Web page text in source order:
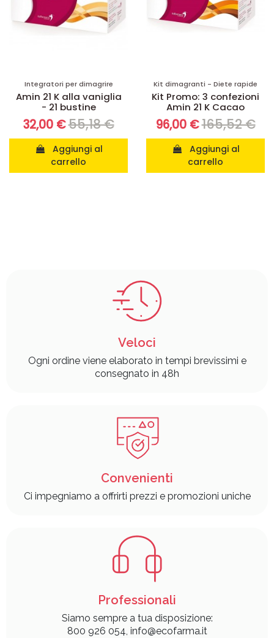
Integratori per dimagrire
Amin 21 K alla vaniglia
- 21 bustine
32,00 €55,18 €
carrello
Kit dimagranti - Diete rapide
Kit Promo: 3 confezioni
Amin 21 K Cacao
96,00 €165,52 €
carrello
Veloci
Ogni ordine viene elaborato in tempi brevissimi e
consegnato in 48h
Convenienti
Ci impegniamo a offrirti prezzi e promozioni uniche
Professionali
Siamo sempre a tua disposizione:
800 926 054, info@ecofarma.it